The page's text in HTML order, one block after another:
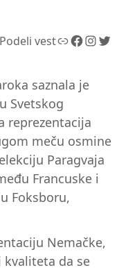
Podeli vestLink Facebook InstagramTwitter
saznala je
Svetskog
reprezentacija
meču osmine
Paragvaja
Francuske i
Foksboru,
Nemačke,
kvaliteta da se